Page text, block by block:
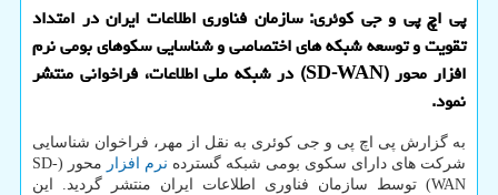
پی اچ پی و جی کوئری: سازمان فناوری اطلاعات ایران در امتداد
تقویت و توسعه شبکه های اختصاصی و شناسایی سکوهای بومی نرم
افزار محور (SD-WAN) در شبکه ملی اطلاعات، فراخوانی منتشر
نمود.
به گزارش پی اچ پی و جی کوئری به نقل از مهر، فراخوان شناسایی
شرکت های دارای سکوی بومی شبکه گسترده نرم افزار
محور (SD-
WAN) توسط سازمان فناوری اطلاعات ایران منتشر گردید. این